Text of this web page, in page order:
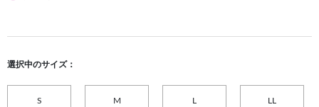
選択中のサイズ：
S M